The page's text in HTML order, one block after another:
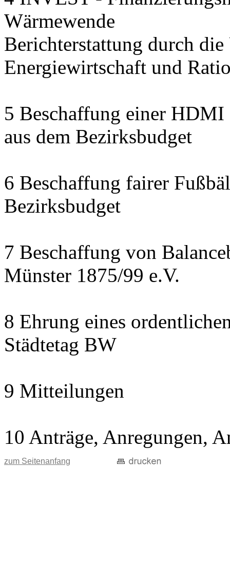
Wärmewende
Berichterstattung durch
Energiewirtschaft und
5 Beschaffung einer
aus dem Bezirksbudget
6 Beschaffung fairer
Bezirksbudget
7 Beschaffung von
Münster 1875/99 e.V.
8 Ehrung eines
Städtetag BW
9 Mitteilungen
10 Anträge, Anregungen,
zum Seitenanfang